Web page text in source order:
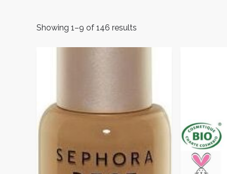
Showing 1–9 of 146 results